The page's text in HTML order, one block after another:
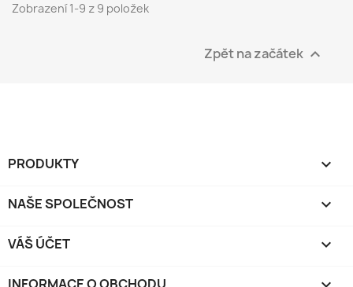
Zobrazení 1-9 z 9 položek
Zpět na začátek 
PRODUKTY 
NAŠE SPOLEČNOST 
VÁŠ ÚČET 